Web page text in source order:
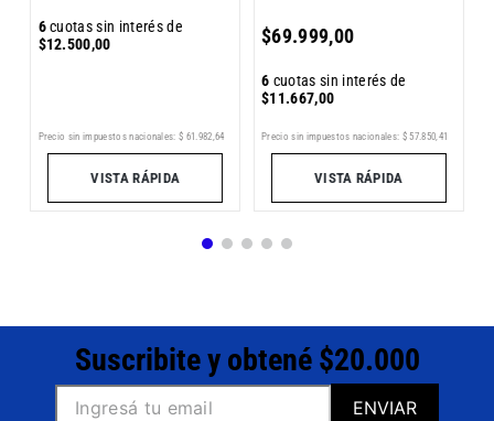
6cuotas sin interés de
$12.500,00
Precio sin impuestos nacionales: $ 61.982,64
VISTA RÁPIDA
$69.999,00
6 cuotas sin interés de
$11.667,00
Precio sin impuestos nacionales: $ 57.850,41
VISTA RÁPIDA
Suscribite y obtené $20.000
ENVIAR